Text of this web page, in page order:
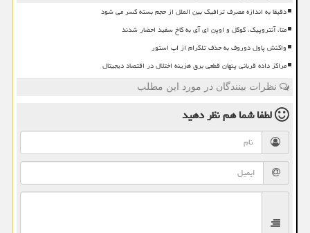
دقیقا به اندازه مصرف ترافیک بین الملل از حجم بسته کسر می شود
متا، آنتروپیک، گوگل و اوپن ای آی به کاخ سفید احضار شدند
واکنش پاول دوروف به حذف تلگرام از اپ استور
مراکز داده قربانی پنهان قطعی برق هزینه اختلال در اقتصاد دیجیتال
نظرات بینندگان در مورد این مطلب
لطفا شما همنظر دهید